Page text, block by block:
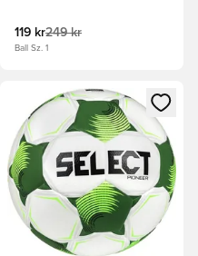
119 kr249 kr
Ball Sz. 1
in eller registrera dig som
Öppnar en Modal för att